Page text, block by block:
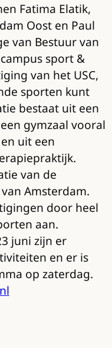
Fatima Elatik,
Oost en Paul
van Bestuur van
sport &
van het USC,
sporten kunt
bestaat uit een
gymzaal vooral
uit een
van de
Amsterdam.
door heel
aan.
juni zijn er
en er is
op zaterdag.